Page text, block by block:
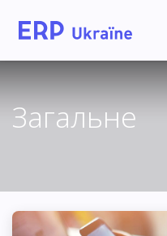
Загальне